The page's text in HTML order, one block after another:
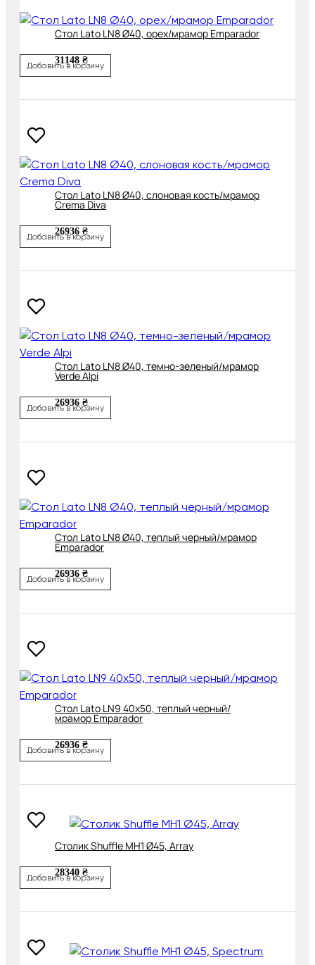
Cтол Lato LN8 Ø40, орех/мрамор Emparador
31148 ₴
Добавить в корзину
Cтол Lato LN8 Ø40, слоновая кость/мрамор
Crema Diva
26936 ₴
Добавить в корзину
Cтол Lato LN8 Ø40, темно-зеленый/мрамор
Verde Alpi
26936 ₴
Добавить в корзину
Cтол Lato LN8 Ø40, теплый черный/мрамор
Emparador
26936 ₴
Добавить в корзину
Cтол Lato LN9 40х50, теплый черный/
мрамор Emparador
26936 ₴
Добавить в корзину
Cтолик Shuffle MH1 Ø45, Array
28340 ₴
Добавить в корзину